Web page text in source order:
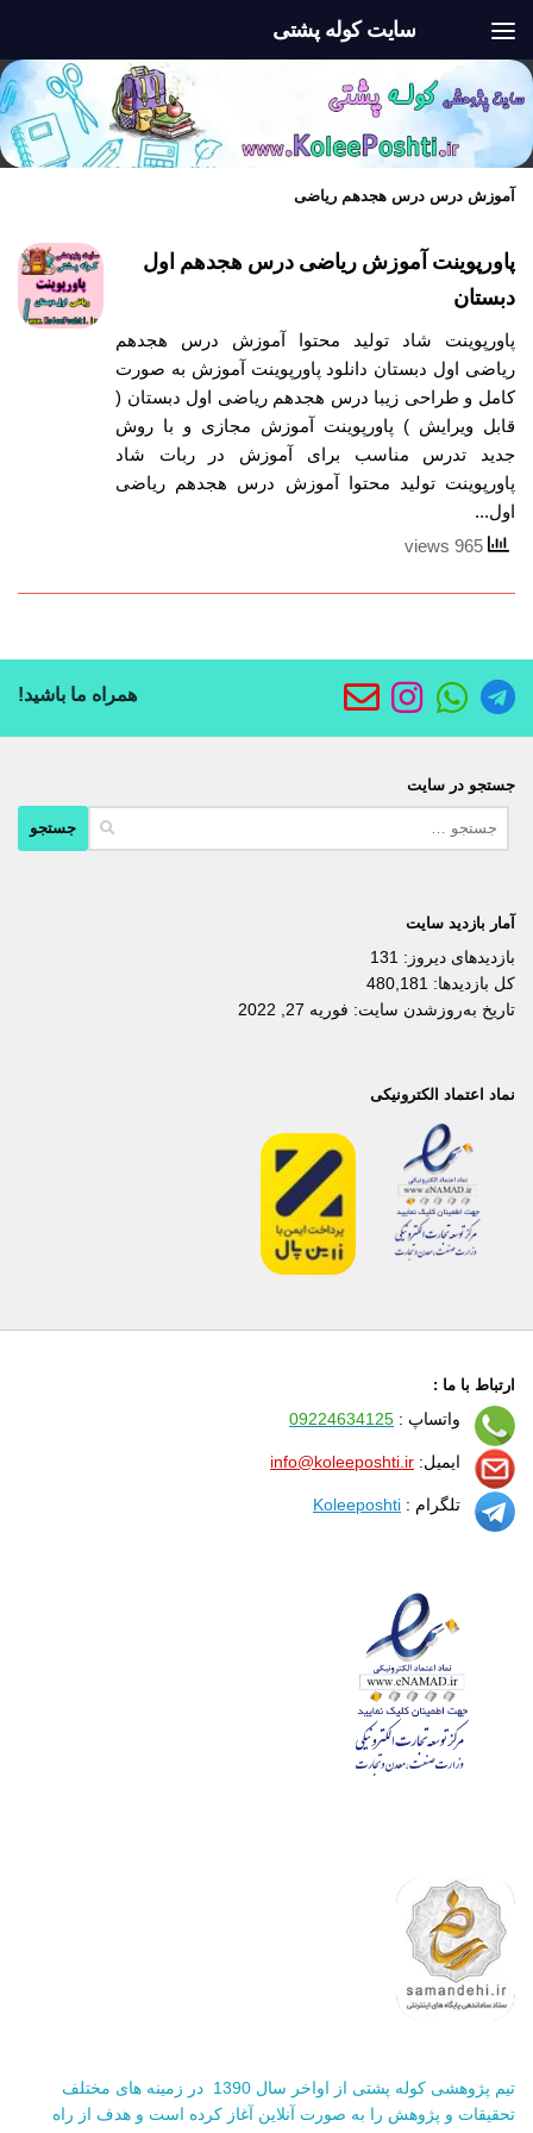
سایت کوله پشتی
آموزش درس درس هجدهم ریاضی
پاورپوینت آموزش ریاضی درس هجدهم اول
دبستان
پاورپوینت شاد تولید محتوا آموزش درس هجدهم
ریاضی اول دبستان دانلود پاورپوینت آموزش به صورت
کامل و طراحی زیبا درس هجدهم ریاضی اول دبستان (
قابل ویرایش ) پاورپوینت آموزش مجازی و با روش
جدید تدرس مناسب برای آموزش در ربات شاد
پاورپوینت تولید محتوا آموزش درس هجدهم ریاضی
اول...
همراه ما باشید!
جستجو در سایت
آمار بازدید سایت
بازدیدهای دیروز: 131
کل بازدیدها: 480,181
تاریخ به‌روزشدن سایت: فوریه 27, 2022
نماد اعتماد الکترونیکی
ارتباط با ما :
واتساپ : 09224634125
ایمیل: info@koleeposhti.ir
تلگرام : Koleeposhti
تیم پژوهشی کوله پشتی از اواخر سال 1390 در زمینه های مختلف
تحقیقات و پژوهش را به صورت آنلاین آغاز کرده است و هدف از راه